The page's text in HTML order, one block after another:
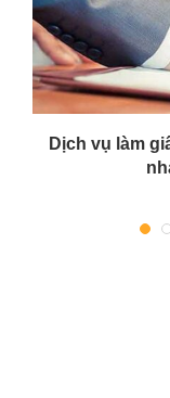
Dịch vụ làm